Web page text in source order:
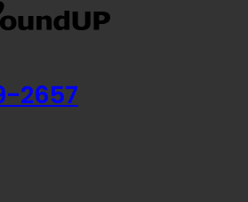
2657